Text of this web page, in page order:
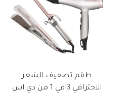
طقم تصفيف الشعر
الاحترافي 3 في 1 من دي اس